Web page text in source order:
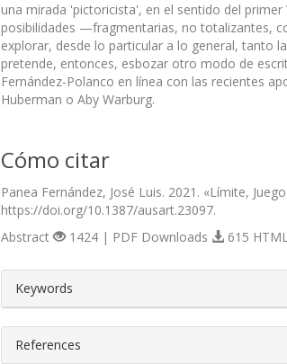
una mirada 'pictoricista', en el sentido del
posibilidades —fragmentarias, no totalizantes,
explorar, desde lo particular a lo general, tanto
pretende, entonces, esbozar otro modo de
Fernández-Polanco en línea con las recientes
Huberman o Aby Warburg.
Cómo citar
Panea Fernández, José Luis. 2021. «Límite,
https://doi.org/10.1387/ausart.23097.
Abstract 1424 | PDF Downloads 615
Keywords
References